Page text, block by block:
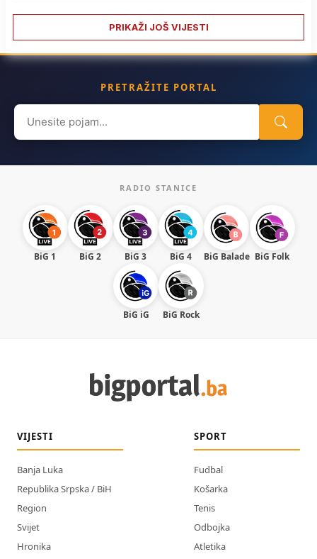
PRIKAŽI JOŠ VIJESTI
PRETRAŽITE PORTAL
Search
for:
RADIO STANICE
BiG 1 BiG 2 BiG 3 BiG 4 BiG Balade BiG Folk
BiG iG BiG Rock
VIJESTI
Banja Luka
Republika Srpska / BiH
Region
Svijet
Hronika
SPORT
Fudbal
Košarka
Tenis
Odbojka
Atletika